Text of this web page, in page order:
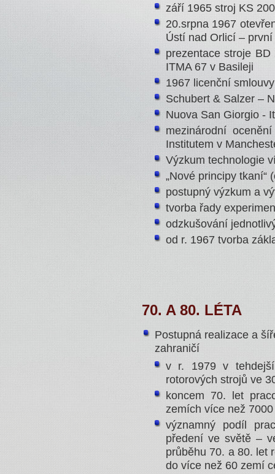
září 1965 stroj KS
20.srpna 1967
Ústí nad Orlicí –
prezentace stroje
ITMA 67 v Basileji
1967 licenční
Schubert & Salzer –
Nuova San Giorgio -
mezinárodní
Institutem v
Výzkum technologie
„Nové principy tkaní“
postupný výzkum a
tvorba řady
odzkušování
od r. 1967 tvorba
70. A 80. LÉTA
Postupná realizace a
zahraničí
v r. 1979 v
rotorových strojů ve
koncem 70. let
zemích více než
významný podíl
předení ve světě –
průběhu 70. a 80. let
do více než 60 zemí